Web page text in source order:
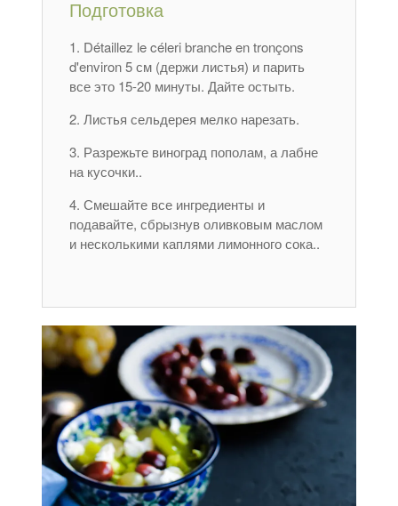
Подготовка
Détaillez le céleri branche en tronçons
d'environ5 см (держи листья) и парить
все это 15-20 минуты. Дайте остыть.
Листья сельдерея мелко нарезать.
Разрежьте виноград пополам, а лабне
на кусочки..
Смешайте все ингредиенты и
подавайте, сбрызнув оливковым маслом
и несколькими каплями лимонного сока..